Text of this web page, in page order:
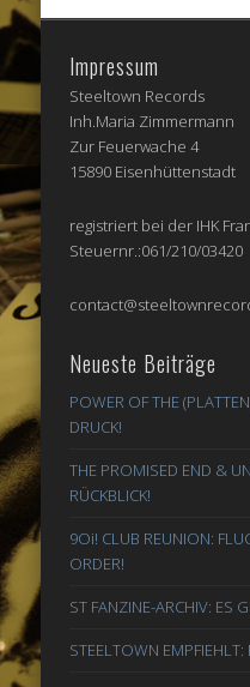
Impressum
Steeltown Records
Inh.Maria Zimmermann
Zur Feuerwache 4
15890 Eisenhüttenstadt
registriert bei der IHK
Steuernr.:061/210/03420
Neueste Beiträge
POWER OF THE
DRUCK!
THE PROMISED END &
RÜCKBLICK!
9Oi! CLUB REUNION:
ORDER!
ST FANZINE-ARCHIV: ES
STEELTOWN